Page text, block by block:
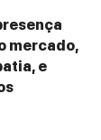
voice and
+ 12 hours
mercado,
e